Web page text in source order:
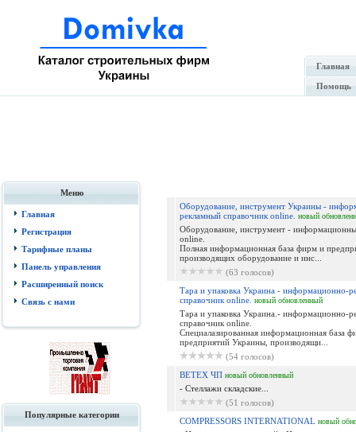
Главная
Помощь
Меню
Главная
Регистрация
Тарифные планы
Панель управления
Расширенный поиск
Связь с нами
Популярные категории
Оборудование, инструмент Украины -
рекламный справочник online. новый
Оборудование, инструмент -
online.
Полная информационная база фирм и
производящих оборудование и инс...
(63 голосов)
Тара и упаковка Украина - информационно-
справочник online. новый обновленный
Тара и упаковка Украина.- информационно-
справочник online.
Специалазированная информационная база
предприятий Украины, производящи...
(54 голосов)
BETEX ЧП новый обновленный
- Стеллажи складские...
(51 голосов)
COMPRESSORS INTERNATIONAL новый